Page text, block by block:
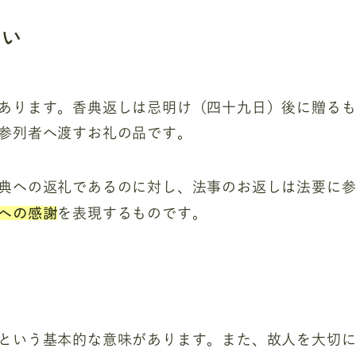
ります。香典返しは忌明け（四十九日）後に贈るも
列者へ渡すお礼の品です。
への返礼であるのに対し、法事のお返しは法要に参
の感謝を表現するものです。
いう基本的な意味があります。また、故人を大切に